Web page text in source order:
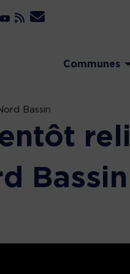
Communes
Bassin
Bassin